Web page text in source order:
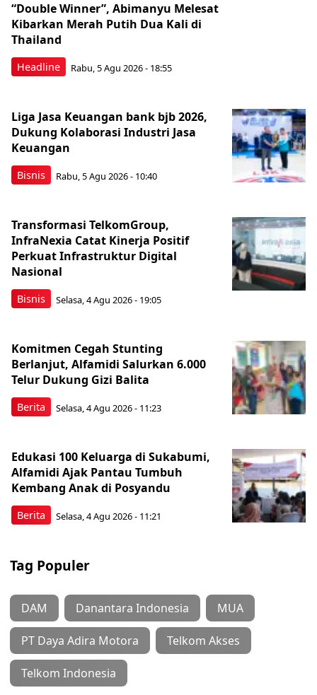
Headline
“Double Winner”, Abimanyu Melesat
Kibarkan Merah Putih Dua Kali di
Thailand
Rabu, 5 Agu 2026 - 18:55
Bisnis
Liga Jasa Keuangan bank bjb 2026,
Dukung Kolaborasi Industri Jasa
Keuangan
Rabu, 5 Agu 2026 - 10:40
Bisnis
Transformasi TelkomGroup,
InfraNexia Catat Kinerja Positif
Perkuat Infrastruktur Digital
Nasional
Selasa, 4 Agu 2026 - 19:05
Berita
Komitmen Cegah Stunting
Berlanjut, Alfamidi Salurkan 6.000
Telur Dukung Gizi Balita
Selasa, 4 Agu 2026 - 11:23
Berita
Edukasi 100 Keluarga di Sukabumi,
Alfamidi Ajak Pantau Tumbuh
Kembang Anak di Posyandu
Selasa, 4 Agu 2026 - 11:21
Tag Populer
DAM Danantara Indonesia MUA
PT Daya Adira Motora Telkom Akses
Telkom Indonesia